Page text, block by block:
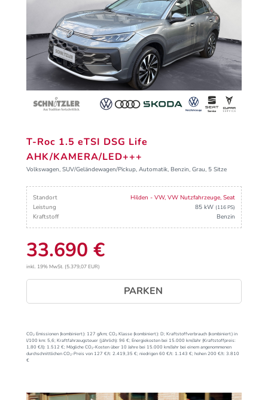
T-Roc 1.5 eTSI DSG Life
AHK/KAMERA/LED+++
Volkswagen, SUV/Geländewagen/Pickup, Automatik, Benzin, Grau, 5 Sitze
Standort
Hilden - VW, VW Nutzfahrzeuge, Seat
Leistung
85 kW (116 PS)
Kraftstoff Benzin
33.690 €
inkl. 19% MwSt. (5.379,07 EUR)
PARKEN
CO₂ Emissionen (kombiniert): 127 g/km;CO₂ Klasse (kombiniert):D;Kraftstoffverbrauch (kombiniert) in
l/100 km:5,6;Kraftfahrzeugsteuer (jährlich):96 €;Energiekosten bei 15.000 km/Jahr (Kraftstoffpreis:
1,80 €/l): 1.512 €;Mögliche CO₂-Kosten über 10 Jahre bei 15.000 km/Jahr bei einem angenommenen
durchschnittlichen CO₂-Preis von 127 €/t:2.419,35 €; niedrigen 60 €/t: 1.143 €; hohen 200 €/t: 3.810
€